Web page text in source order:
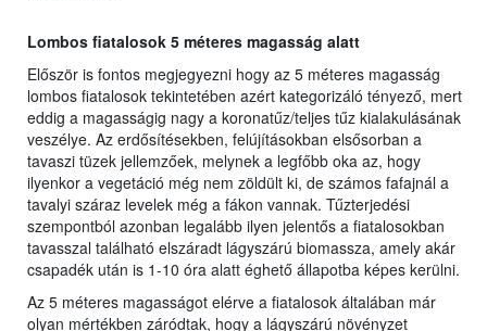
Lombos fiatalosok 5 méteres magasság alatt
Először is fontos megjegyezni hogy az 5 méteres magasság
lombos fiatalosok tekintetében azért kategorizáló tényező, mert
eddig a magasságig nagy a koronatűz/teljes tűz kialakulásának
veszélye. Az erdősítésekben, felújításokban elsősorban a
tavaszi tüzek jellemzőek, melynek a legfőbb oka az, hogy
ilyenkor a vegetáció még nem zöldült ki, de számos fafajnál a
tavalyi száraz levelek még a fákon vannak. Tűzterjedési
szempontból azonban legalább ilyen jelentős a fiatalosokban
tavasszal található elszáradt lágyszárú biomassza, amely akár
csapadék után is 1-10 óra alatt éghető állapotba képes kerülni.
Az 5 méteres magasságot elérve a fiatalosok általában már
olyan mértékben záródtak, hogy a lágyszárú növényzet